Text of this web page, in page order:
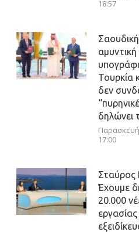
18:57
Τουρκία
δεν
δηλώνει
17:00
Σταύρος
Έχουμε
20.000